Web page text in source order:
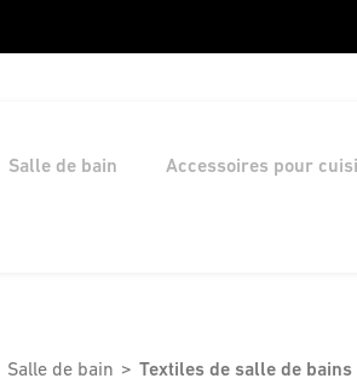
Salle de bain Accessoires pour
Salle de bain Textiles de salle de bains